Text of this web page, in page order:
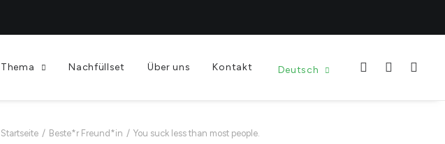
Thema Nachfüllset Über uns Kontakt Deutsch
Startseite Beste*r Freund*in You suck less than most people.